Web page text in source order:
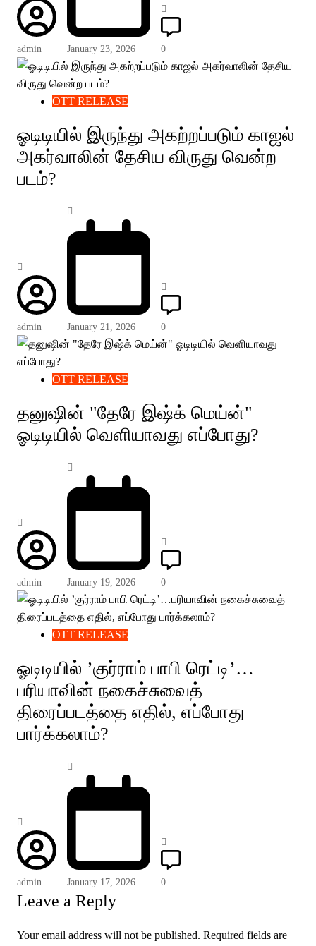
admin January 23, 2026 0
OTT RELEASE
ஓடிடியில் இருந்து அகற்றப்படும் காஜல்
அகர்வாலின் தேசிய விருது வென்ற
படம்?
admin January 21, 2026 0
OTT RELEASE
தனுஷின் "தேரே இஷ்க் மெய்ன்"
ஓடிடியில் வெளியாவது எப்போது?
admin January 19, 2026 0
OTT RELEASE
ஓடிடியில் ’குர்ராம் பாபி ரெட்டி’…
பரியாவின் நகைச்சுவைத்
திரைப்படத்தை எதில், எப்போது
பார்க்கலாம்?
admin January 17, 2026 0
Leave a Reply
Your email address will not be published. Required fields are